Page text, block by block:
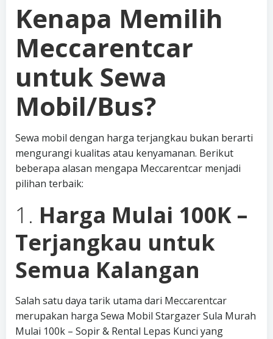
Kenapa Memilih
Meccarentcar
untuk Sewa
Mobil/Bus?
Sewa mobil dengan harga terjangkau bukan berarti
mengurangi kualitas atau kenyamanan. Berikut
beberapa alasan mengapa Meccarentcar menjadi
pilihan terbaik:
1. Harga Mulai 100K –
Terjangkau untuk
Semua Kalangan
Salah satu daya tarik utama dari Meccarentcar
merupakan harga Sewa Mobil Stargazer Sula Murah
Mulai 100k – Sopir & Rental Lepas Kunci yang